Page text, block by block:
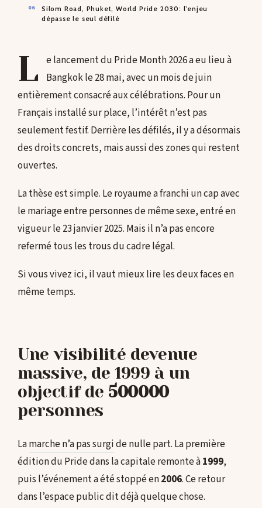
Silom Road, Phuket, World Pride 2030: l’enjeu
dépasse le seul défilé
L e lancement du Pride Month 2026 a eu lieu à
Bangkok le 28 mai, avec un mois de juin
entièrement consacré aux célébrations. Pour un
Français installé sur place, l’intérêt n’est pas
seulement festif. Derrière les défilés, il y a désormais
des droits concrets, mais aussi des zones qui restent
ouvertes.
La thèse est simple. Le royaume a franchi un cap avec
le mariage entre personnes de même sexe, entré en
vigueur le 23 janvier 2025. Mais il n’a pas encore
refermé tous les trous du cadre légal.
Si vous vivez ici, il vaut mieux lire les deux faces en
même temps.
Une visibilité devenue
massive, de 1999 à un
objectif de 500000
personnes
Lamarche n’a pas surgide nulle part. La première
édition du Pride dans la capitale remonte à1999,
puis l’événement a été stoppé en2006. Ce retour
dans l’espace public dit déjà quelque chose.